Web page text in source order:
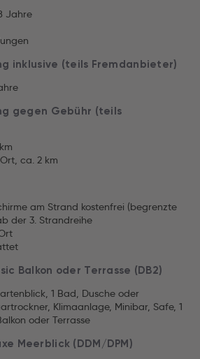
Jahre
inklusive (teils Fremdanbieter)
gegen Gebühr (teils
ca. 2 km
am Strand kostenfrei (begrenzte
der 3. Strandreihe
Balkon oder Terrasse (DB2)
1 Bad, Dusche oder
Klimaanlage, Minibar, Safe, 1
oder Terrasse
Meerblick (DDM/DPM)